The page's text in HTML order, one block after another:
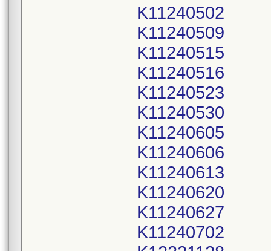
K11240502
K11240509
K11240515
K11240516
K11240523
K11240530
K11240605
K11240606
K11240613
K11240620
K11240627
K11240702